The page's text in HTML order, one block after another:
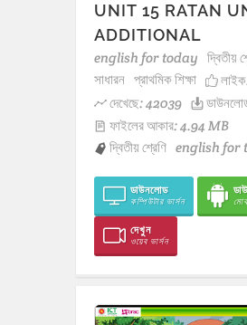
UNIT 15 RATAN
ADDITIONAL
english for today দ্বিতীয়
সাধারন প্রাথমিক শিক্ষা
দেখেছে: 42039
ফাইলের আকার: 4.94 MB
দ্বিতীয় শ্রেণি english for
ডাউনলোড
কম্পিউটার ভার্সন
দেখুন
ওয়েব ভার্সন